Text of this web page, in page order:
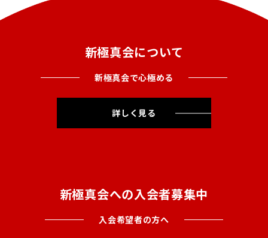
新極真会について
新極真会で心極める
詳しく見る
新極真会への入会者募集中
入会希望者の方へ